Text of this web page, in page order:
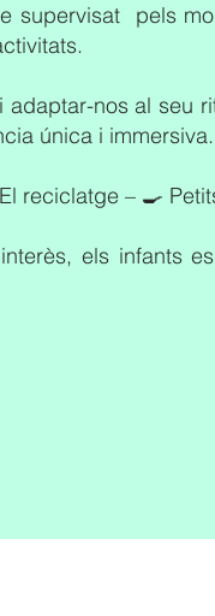
supervisat pels
adaptar-nos al seu
única i
reciclatge – 🍳
els infants